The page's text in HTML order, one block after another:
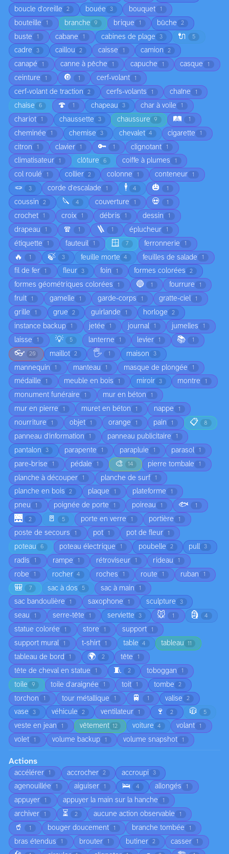
boucle d'oreille 2 bouée 3 bouquet 1
bouteille 1 branche 9 brique 1 bûche 2
buste 1 cabane 1 cabines de plage 3 🔌 5
cadre 3 caillou 2 caisse 1 camion 2
canapé 1 canne à pêche 1 capuche 1 casque 1
ceinture 1 🔘 1 cerf-volant 1
cerf-volant de traction 2 cerfs-volants 1 chaîne 1
chaise 6 🍄 1 chapeau 3 char à voile 1
chariot 1 chaussette 3 chaussure 9 🛤️ 1
cheminée 1 chemise 3 chevalet 4 cigarette 1
citron 1 clavier 1 🔑 1 clignotant 1
climatisateur 1 clôture 6 coiffe à plumes 1
col roulé 1 collier 2 colonne 1 conteneur 1
🪢 3 corde d'escalade 1 🕴️ 4 🎃 1
coussin 2 🔪 4 couverture 1 💀 1
crochet 1 croix 1 débris 1 dessin 1
drapeau 1 🧣 1 🪜 1 éplucheur 1
étiquette 1 fauteuil 1 🪟 7 ferronnerie 1
🔥 1 🍃 3 feuille morte 4 feuilles de salade 1
fil de fer 1 fleur 3 foin 1 formes colorées 2
formes géométriques colorées 1 🔵 1 fourrure 1
fruit 1 gamelle 1 garde-corps 1 gratte-ciel 1
grille 1 grue 2 guirlande 1 horloge 2
instance backup 1 jetée 1 journal 1 jumelles 1
laisse 1 💡 5 lanterne 1 levier 1 📚 1
👓 20 maillot 2 🖐️ 1 maison 3
mannequin 1 manteau 1 masque de plongée 1
médaille 1 meuble en bois 1 miroir 3 montre 1
monument funéraire 1 mur en béton 1
mur en pierre 1 muret en béton 1 nappe 1
nourriture 1 objet 1 orange 1 pain 1 📋 8
panneau d'information 1 panneau publicitaire 1
pantalon 3 parapente 1 parapluie 1 parasol 1
pare-brise 1 pédale 1 🎨 14 pierre tombale 1
planche à découper 1 planche de surf 1
planche en bois 2 plaque 1 plateforme 1
pneu 1 poignée de porte 1 poireau 1 🐟 1
🌉 2 🚪 5 porte en verre 1 portière 1
poste de secours 1 pot 1 pot de fleur 1
poteau 6 poteau électrique 1 poubelle 2 pull 3
radis 1 rampe 1 rétroviseur 1 rideau 1
robe 1 rocher 4 roches 1 route 1 ruban 1
🎒 7 sac à dos 5 sac à main 1
sac bandoulière 1 saxophone 1 sculpture 3
seau 1 serre-tête 1 serviette 3 🐭 1 🗿 4
statue colorée 1 store 1 support 1
support mural 1 t-shirt 1 table 4 tableau 11
tableau de bord 1 🌍 2 tête 1
tête de cheval en statue 1 🧵 2 toboggan 1
toile 9 toile d'araignée 1 toit 1 tombe 2
torchon 1 tour métallique 1 🚆 1 valise 2
vase 3 véhicule 2 ventilateur 1 🍷 2 🧥 5
veste en jean 1 vêtement 12 voiture 4 volant 1
volet 1 volume backup 1 volume snapshot 1
Actions
accélérer 1 accrocher 2 accroupi 3
agenouillée 1 aiguiser 1 🛌 4 allongés 1
appuyer 1 appuyer la main sur la hanche 1
archiver 1 ⏳ 2 aucune action observable 1
🥤 1 bouger doucement 1 branche tombée 1
bras étendus 1 brouter 1 butiner 2 casser 1